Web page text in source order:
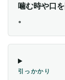
噛む時や口
。
引っかかり